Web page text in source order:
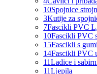
10Spojnice
3Kutije za
7Fascikli PVC
10Fascikli PVC
15Fascikli s
14Fascikli PVC
11Ladice i
11Ljepila